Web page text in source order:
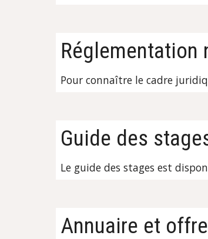
Réglementation
Pour connaître le cadre
Guide des
Le guide des stages est
Annuaire et